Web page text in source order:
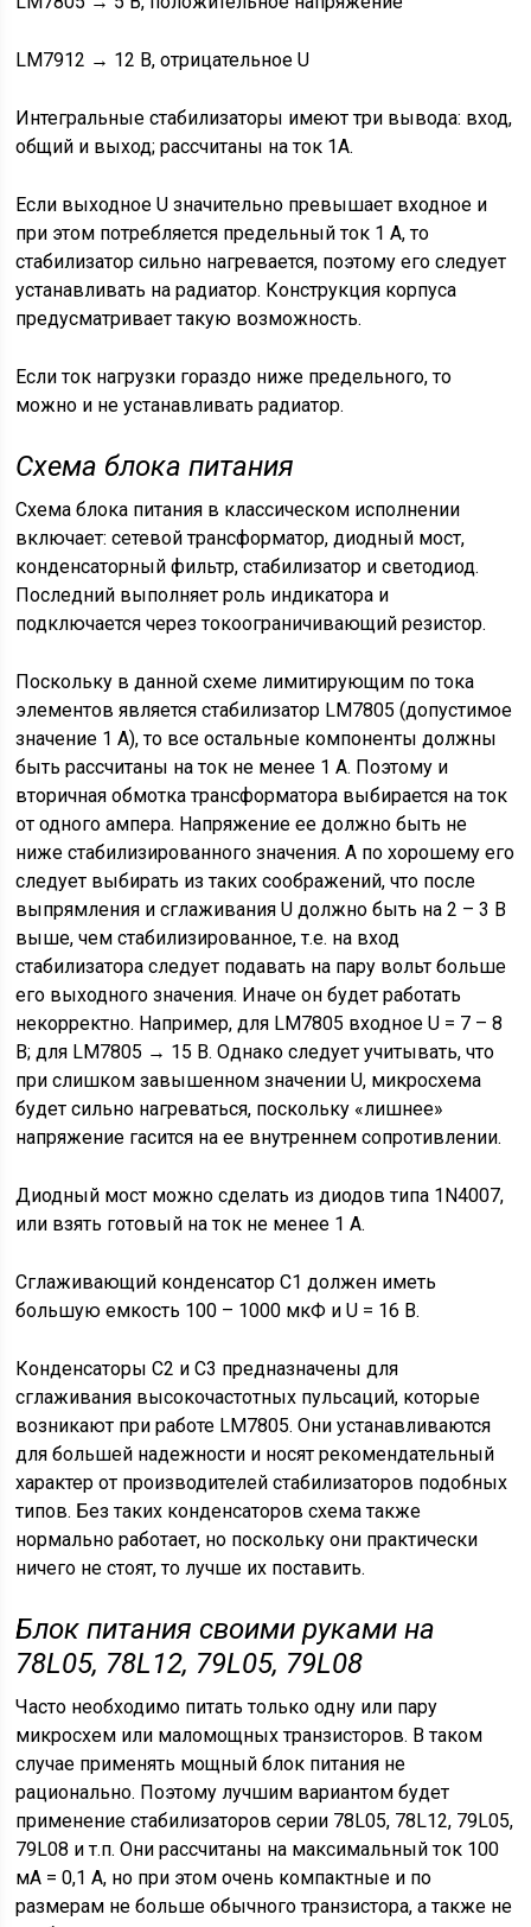
LM7912 → 12 В, отрицательное U
Интегральные стабилизаторы имеют три вывода: вход,
общий и выход; рассчитаны на ток 1А.
Если выходное U значительно превышает входное и
при этом потребляется предельный ток 1 А, то
стабилизатор сильно нагревается, поэтому его следует
устанавливать на радиатор. Конструкция корпуса
предусматривает такую возможность.
Если ток нагрузки гораздо ниже предельного, то
можно и не устанавливать радиатор.
Схема блока питания
Схема блока питания в классическом исполнении
включает: сетевой трансформатор, диодный мост,
конденсаторный фильтр, стабилизатор и светодиод.
Последний выполняет роль индикатора и
подключается через токоограничивающий резистор.
Поскольку в данной схеме лимитирующим по тока
элементов является стабилизатор LM7805 (допустимое
значение 1 А), то все остальные компоненты должны
быть рассчитаны на ток не менее 1 А. Поэтому и
вторичная обмотка трансформатора выбирается на ток
от одного ампера. Напряжение ее должно быть не
ниже стабилизированного значения. А по хорошему его
следует выбирать из таких соображений, что после
выпрямления и сглаживания U должно быть на 2 – 3 В
выше, чем стабилизированное, т.е. на вход
стабилизатора следует подавать на пару вольт больше
его выходного значения. Иначе он будет работать
некорректно. Например, для LM7805 входное U = 7 – 8
В; для LM7805 → 15 В. Однако следует учитывать, что
при слишком завышенном значении U, микросхема
будет сильно нагреваться, поскольку «лишнее»
напряжение гасится на ее внутреннем сопротивлении.
Диодный мост можно сделать из диодов типа 1N4007,
или взять готовый на ток не менее 1 А.
Сглаживающий конденсатор C1 должен иметь
большую емкость 100 – 1000 мкФ и U = 16 В.
Конденсаторы C2 и C3 предназначены для
сглаживания высокочастотных пульсаций, которые
возникают при работе LM7805. Они устанавливаются
для большей надежности и носят рекомендательный
характер от производителей стабилизаторов подобных
типов. Без таких конденсаторов схема также
нормально работает, но поскольку они практически
ничего не стоят, то лучше их поставить.
Блок питания своими руками на
78L05, 78L12, 79L05, 79L08
Часто необходимо питать только одну или пару
микросхем или маломощных транзисторов. В таком
случае применять мощный блок питания не
рационально. Поэтому лучшим вариантом будет
применение стабилизаторов серии 78L05, 78L12, 79L05,
79L08 и т.п. Они рассчитаны на максимальный ток 100
мА = 0,1 А, но при этом очень компактные и по
размерам не больше обычного транзистора, а также не